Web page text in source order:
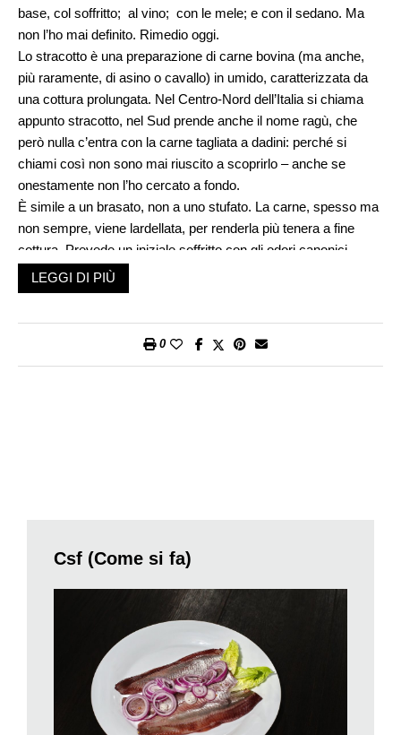
base, col soffritto; al vino; con le mele; e con il sedano. Ma
non l’ho mai definito. Rimedio oggi.
Lo stracotto è una preparazione di carne bovina (ma anche,
più raramente, di asino o cavallo) in umido, caratterizzata da
una cottura prolungata. Nel Centro-Nord dell’Italia si chiama
appunto stracotto, nel Sud prende anche il nome ragù, che
però nulla c’entra con la carne tagliata a dadini: perché si
chiami così non sono mai riuscito a scoprirlo – anche se
onestamente non l’ho cercato a fondo.
È simile a un brasato, non a uno stufato. La carne, spesso ma
non sempre, viene lardellata, per renderla più tenera a fine
cottura. Prevede un iniziale soffritto con gli odori canonici
(cipolla, scalogni, porri, carote, sedano, aglio ed erbe varie) e
burro o olio, poi il soffritto si leva (non tutti lo fanno ma è un
ottimale; dovendo rosolare ad alta temperatura si brucerebbero
ore, a fuoco dolcissimo e unendo liquidi bollenti quando
necessario, anche suddivisa a volte in due giornate diverse; è
una preparazione che valorizza le carni dure, mature.
A fine cottura, la carne deve risultare molto morbida
praticamente disfatta: impossibile da affettare. Essa va
raccolta con il cucchiaio, caratteristica che suggerisce
l’appellativo tipicamente francese di «brasato al cucchiaio»,
ormai considerato quasi come sinonimo di stracotto. Ecco due
ricette, per sei persone.
LEGGI DI PIÙ
0
Csf (Come si fa)